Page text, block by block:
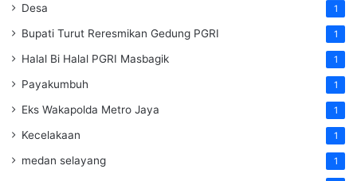
Desa 1
Bupati Turut Reresmikan Gedung PGRI 1
Halal Bi Halal PGRI Masbagik 1
Payakumbuh 1
Eks Wakapolda Metro Jaya 1
Kecelakaan 1
medan selayang 1